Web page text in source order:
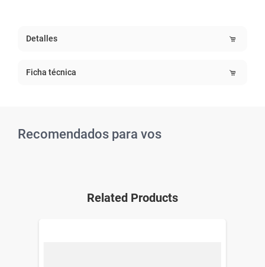
Detalles
Ficha técnica
Recomendados para vos
Related Products